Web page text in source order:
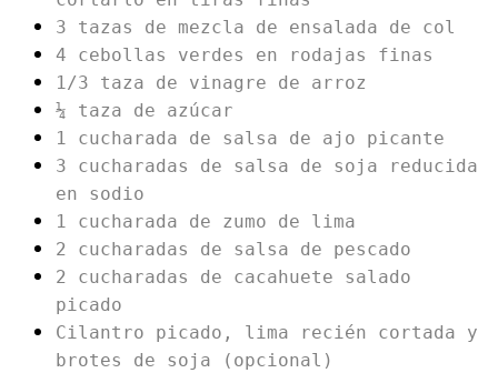
3 tazas de mezcla de ensalada de col
4 cebollas verdes en rodajas finas
1/3 taza de vinagre de arroz
¼ taza de azúcar
1 cucharada de salsa de ajo picante
3 cucharadas de salsa de soja reducida
en sodio
1 cucharada de zumo de lima
2 cucharadas de salsa de pescado
2 cucharadas de cacahuete salado
picado
Cilantro picado, lima recién cortada y
brotes de soja (opcional)